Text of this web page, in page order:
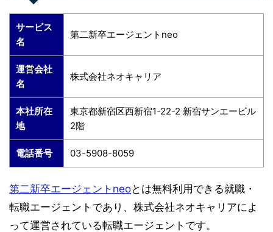
サービス
名
第二新卒エージェントneo
運営会社
名
株式会社ネオキャリア
本社所在
地
東京都新宿区西新宿1-22-2 新宿サンエービル
2階
電話番号 03-5908-8059
第二新卒エージェントneoとは無料利用できる就職・
転職エージェントであり、株式会社ネオキャリアによ
って運営されている転職エージェントです。